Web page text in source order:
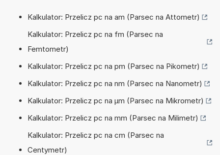
Kalkulator: Przelicz pc na am (Parsec na Attometr)
Kalkulator: Przelicz pc na fm (Parsec na
Femtometr)
Kalkulator: Przelicz pc na pm (Parsec na Pikometr)
Kalkulator: Przelicz pc na nm (Parsec na Nanometr)
Kalkulator: Przelicz pc na µm (Parsec na Mikrometr)
Kalkulator: Przelicz pc na mm (Parsec na Milimetr)
Kalkulator: Przelicz pc na cm (Parsec na
Centymetr)